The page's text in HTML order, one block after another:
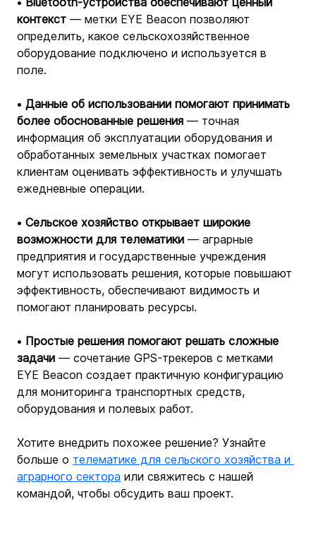
контекст — метки EYE Beacon позволяют
определить, какое сельскохозяйственное
оборудование подключено и используется в
поле.
• Данные об использовании помогают принимать
более обоснованные решения — точная
информация об эксплуатации оборудования и
обработанных земельных участках помогает
клиентам оценивать эффективность и улучшать
ежедневные операции.
• Сельское хозяйство открывает широкие
возможности для телематики — аграрные
предприятия и государственные учреждения
могут использовать решения, которые повышают
эффективность, обеспечивают видимость и
помогают планировать ресурсы.
• Простые решения помогают решать сложные
задачи — сочетание GPS-трекеров с метками
EYE Beacon создает практичную конфигурацию
для мониторинга транспортных средств,
оборудования и полевых работ.
Хотите внедрить похожее решение? Узнайте
больше о телематике для сельского хозяйства и
аграрного сектора или свяжитесь с нашей
командой, чтобы обсудить ваш проект.